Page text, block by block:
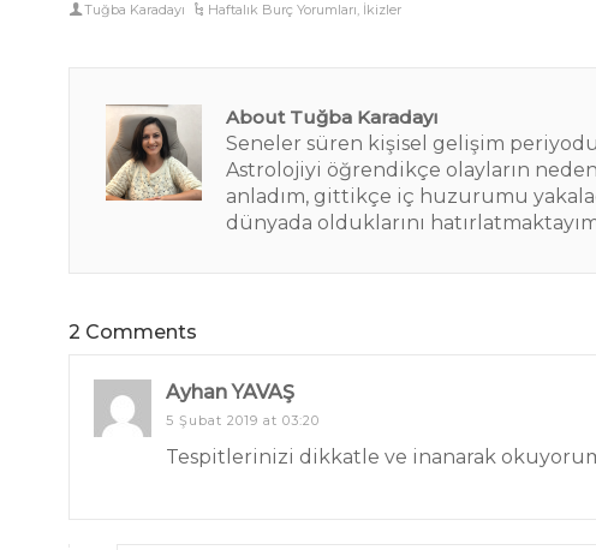
Tuğba Karadayı Haftalık Burç Yorumları, İkizler
About Tuğba Karadayı
Seneler süren kişisel gelişim
Astrolojiyi öğrendikçe olayların
anladım, gittikçe iç huzurumu
dünyada olduklarını
2 Comments
Ayhan YAVAŞ
5 Şubat 2019 at 03:20
Tespitlerinizi dikkatle ve inanarak